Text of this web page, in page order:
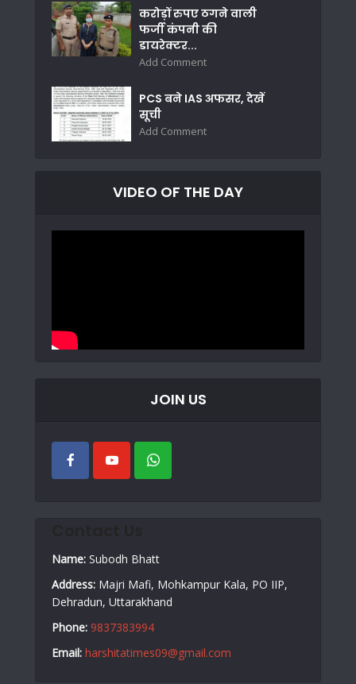
करोड़ों रुपए ठगने वाली
फर्जी कंपनी की
डायरेक्टर...
Add Comment
PCS बने IAS अफसर, देखें
सूची
Add Comment
VIDEO OF THE DAY
JOIN US
Name: Subodh Bhatt
Address: Majri Mafi, Mohkampur Kala, PO IIP,
Dehradun, Uttarakhand
Phone: 9837383994
Email: harshitatimes09@gmail.com